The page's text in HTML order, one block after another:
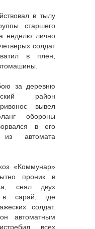
в тылу
старшего
неделю лично
солдат
в плен,
за деревню
район
вывел
обороны
в его
автомата
«Коммунар»
проник в
снял двух
в сарай, где
солдат.
автоматным
всех